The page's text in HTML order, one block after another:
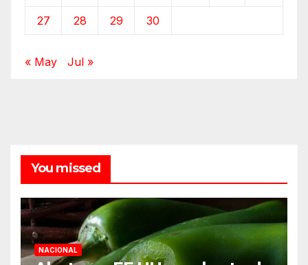
27 28 29 30
« May Jul »
You missed
NACIONAL